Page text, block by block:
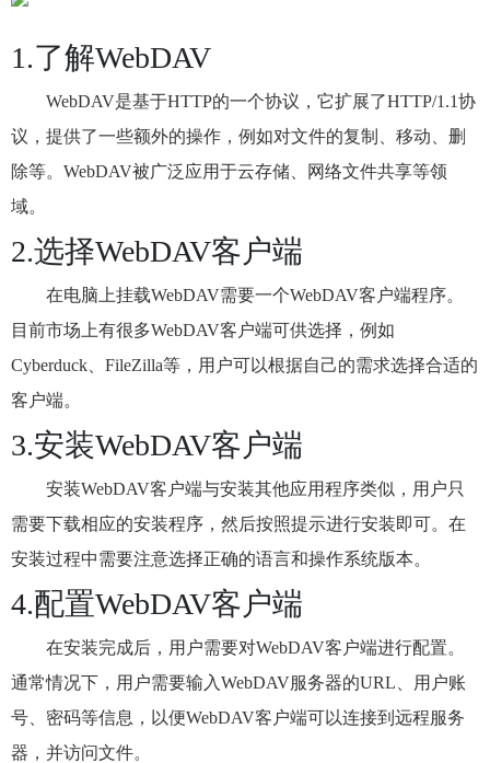
1.了解WebDAV
WebDAV是基于HTTP的一个协议，它扩展了HTTP/1.1协
议，提供了一些额外的操作，例如对文件的复制、移动、删
除等。WebDAV被广泛应用于云存储、网络文件共享等领
域。
2.选择WebDAV客户端
在电脑上挂载WebDAV需要一个WebDAV客户端程序。
目前市场上有很多WebDAV客户端可供选择，例如
Cyberduck、FileZilla等，用户可以根据自己的需求选择合适的
客户端。
3.安装WebDAV客户端
安装WebDAV客户端与安装其他应用程序类似，用户只
需要下载相应的安装程序，然后按照提示进行安装即可。在
安装过程中需要注意选择正确的语言和操作系统版本。
4.配置WebDAV客户端
在安装完成后，用户需要对WebDAV客户端进行配置。
通常情况下，用户需要输入WebDAV服务器的URL、用户账
号、密码等信息，以便WebDAV客户端可以连接到远程服务
器，并访问文件。